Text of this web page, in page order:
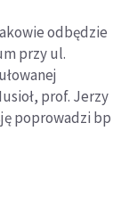
odbędzie
przy ul.
prof. Jerzy
poprowadzi bp